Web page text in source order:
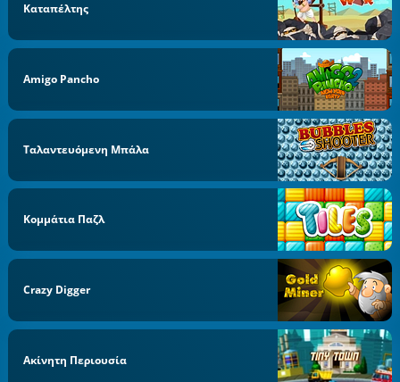
Καταπέλτης
Amigo Pancho
Ταλαντευόμενη Μπάλα
Κομμάτια Παζλ
Crazy Digger
Ακίνητη Περιουσία